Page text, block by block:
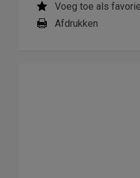
Voeg toe als
Afdrukken